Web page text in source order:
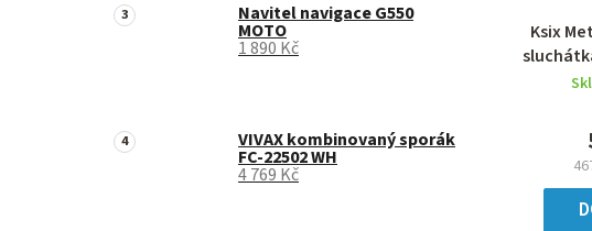
Navitel navigace G550
MOTO
1 890 Kč
VIVAX kombinovaný sporák
FC-22502 WH
4 769 Kč
Ksix